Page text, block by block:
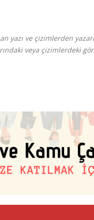
yazı ve çizimlerden
veya çizimlerdeki